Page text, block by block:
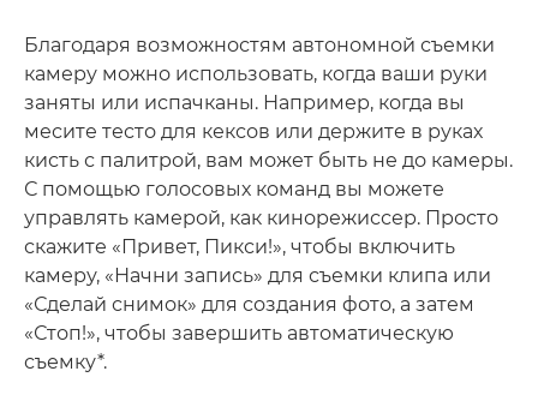
Благодаря возможностям автономной съемки
камеру можно использовать, когда ваши руки
заняты или испачканы. Например, когда вы
месите тесто для кексов или держите в руках
кисть с палитрой, вам может быть не до камеры.
С помощью голосовых команд вы можете
управлять камерой, как кинорежиссер. Просто
скажите «Привет, Пикси!», чтобы включить
камеру, «Начни запись» для съемки клипа или
«Сделай снимок» для создания фото, а затем
«Стоп!», чтобы завершить автоматическую
съемку*.